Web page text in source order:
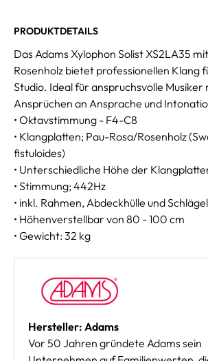
PRODUKTDETAILS
Das Adams Xylophon Solist XS2LA35
Rosenholz bietet professionellen Klang
Studio. Ideal für anspruchsvolle Musiker
Ansprüchen an Ansprache und
• Oktavstimmung - F4-C8
• Klangplatten; Pau-Rosa/Rosenholz
fistuloides)
• Unterschiedliche Höhe der
• Stimmung; 442Hz
• inkl. Rahmen, Abdeckhülle und Schlägel
• Höhenverstellbar von 80 - 100 cm
• Gewicht: 32 kg
Hersteller: Adams
Vor 50 Jahren gründete Adams sein